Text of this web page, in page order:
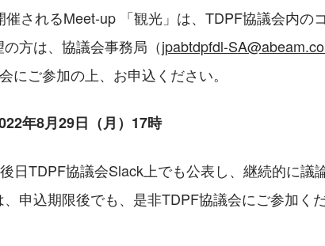
されるMeet-up 「観光」は、TDPF協議会内の
方は、協議会事務局（jpabtdpfdl-
にご参加の上、お申込ください。
年8月29日（月）17時
日TDPF協議会Slack上でも公表し、継続的に議
申込期限後でも、是非TDPF協議会にご参加くだ